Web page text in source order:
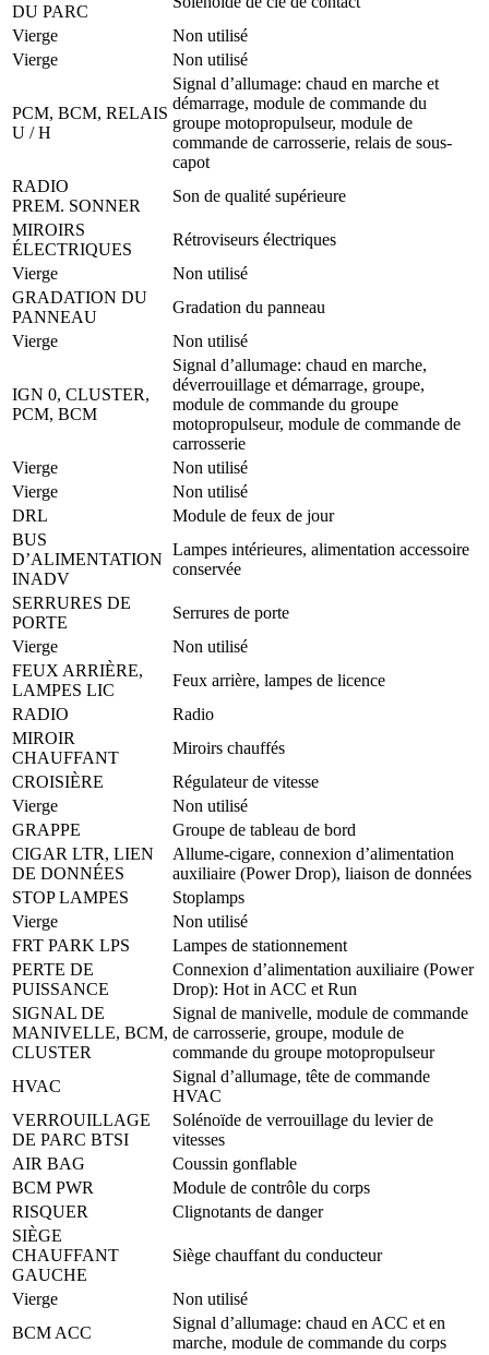
DU PARC
Vierge
Non utilisé
Vierge
Non utilisé
PCM, BCM, RELAIS
U / H
Signal d’allumage: chaud en marche et
démarrage, module de commande du
groupe motopropulseur, module de
commande de carrosserie, relais de sous-
capot
RADIO
PREM. SONNER
Son de qualité supérieure
MIROIRS
ÉLECTRIQUES
Rétroviseurs électriques
Vierge
Non utilisé
GRADATION DU
PANNEAU
Gradation du panneau
Vierge
Non utilisé
IGN 0, CLUSTER,
PCM, BCM
Signal d’allumage: chaud en marche,
déverrouillage et démarrage, groupe,
module de commande du groupe
motopropulseur, module de commande de
carrosserie
Vierge
Non utilisé
Vierge
Non utilisé
DRL
Module de feux de jour
BUS
D’ALIMENTATION
INADV
Lampes intérieures, alimentation accessoire
conservée
SERRURES DE
PORTE
Serrures de porte
Vierge
Non utilisé
FEUX ARRIÈRE,
LAMPES LIC
Feux arrière, lampes de licence
RADIO
Radio
MIROIR
CHAUFFANT
Miroirs chauffés
CROISIÈRE
Régulateur de vitesse
Vierge
Non utilisé
GRAPPE
Groupe de tableau de bord
CIGAR LTR, LIEN
DE DONNÉES
Allume-cigare, connexion d’alimentation
auxiliaire (Power Drop), liaison de données
STOP LAMPES
Stoplamps
Vierge
Non utilisé
FRT PARK LPS
Lampes de stationnement
PERTE DE
PUISSANCE
Connexion d’alimentation auxiliaire (Power
Drop): Hot in ACC et Run
SIGNAL DE
MANIVELLE, BCM,
CLUSTER
Signal de manivelle, module de commande
de carrosserie, groupe, module de
commande du groupe motopropulseur
HVAC
Signal d’allumage, tête de commande
HVAC
VERROUILLAGE
DE PARC BTSI
Solénoïde de verrouillage du levier de
vitesses
AIR BAG
Coussin gonflable
BCM PWR
Module de contrôle du corps
RISQUER
Clignotants de danger
SIÈGE
CHAUFFANT
GAUCHE
Siège chauffant du conducteur
Vierge
Non utilisé
BCM ACC
Signal d’allumage: chaud en ACC et en
marche, module de commande du corps